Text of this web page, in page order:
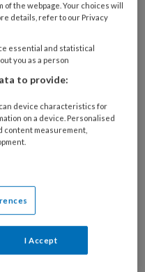
uit Brits
effecten
termijn,
nog niet
chirurgie
the webpage. Your choices will
details, refer to our Privacy
essential and statistical
you as a person
to provide:
device characteristics for
on a device. Personalised
content measurement,
I Accept